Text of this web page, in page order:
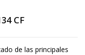
CF
de las principales